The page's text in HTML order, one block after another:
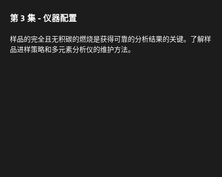
第 3 集 - 仪器配置
样品的完全且无积碳的燃烧是获得可靠的分析结果的关键。了解样
品进样策略和多元素分析仪的维护方法。